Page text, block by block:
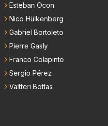
Esteban Ocon
Nico Hülkenberg
Gabriel Bortoleto
Pierre Gasly
Franco Colapinto
Sergio Pérez
Valtteri Bottas